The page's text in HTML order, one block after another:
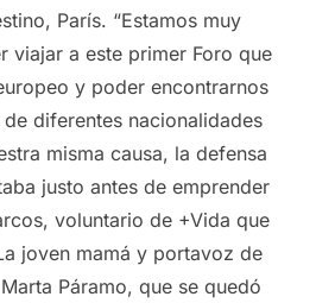
París. “Estamos muy
viajar a este primer Foro que
y poder encontrarnos
diferentes nacionalidades
misma causa, la defensa
justo antes de emprender
voluntario de +Vida que
joven mamá y portavoz de
Páramo, que se quedó